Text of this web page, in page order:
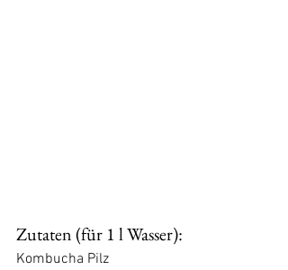
Zutaten (für 1 l Wasser):
Kombucha Pilz